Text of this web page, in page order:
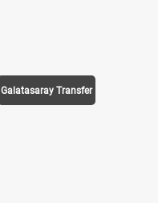
Galatasaray Transfer